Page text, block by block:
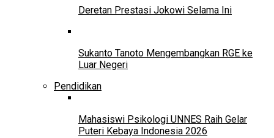
Deretan Prestasi Jokowi Selama Ini
Sukanto Tanoto Mengembangkan RGE ke
Luar Negeri
Pendidikan
Mahasiswi Psikologi UNNES Raih Gelar
Puteri Kebaya Indonesia 2026